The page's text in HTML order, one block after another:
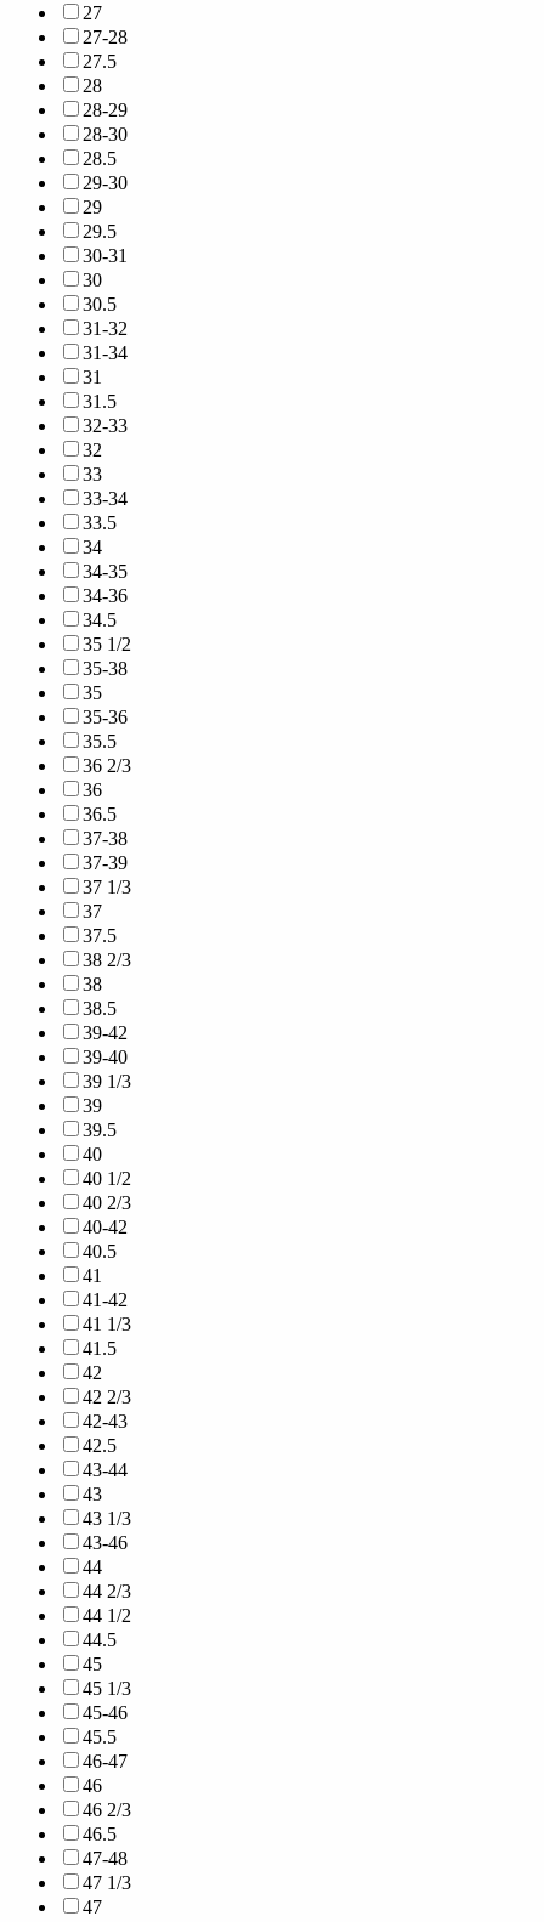
27
27-28
27.5
28
28-29
28-30
28.5
29-30
29
29.5
30-31
30
30.5
31-32
31-34
31
31.5
32-33
32
33
33-34
33.5
34
34-35
34-36
34.5
35 1/2
35-38
35
35-36
35.5
36 2/3
36
36.5
37-38
37-39
37 1/3
37
37.5
38 2/3
38
38.5
39-42
39-40
39 1/3
39
39.5
40
40 1/2
40 2/3
40-42
40.5
41
41-42
41 1/3
41.5
42
42 2/3
42-43
42.5
43-44
43
43 1/3
43-46
44
44 2/3
44 1/2
44.5
45
45 1/3
45-46
45.5
46-47
46
46 2/3
46.5
47-48
47 1/3
47